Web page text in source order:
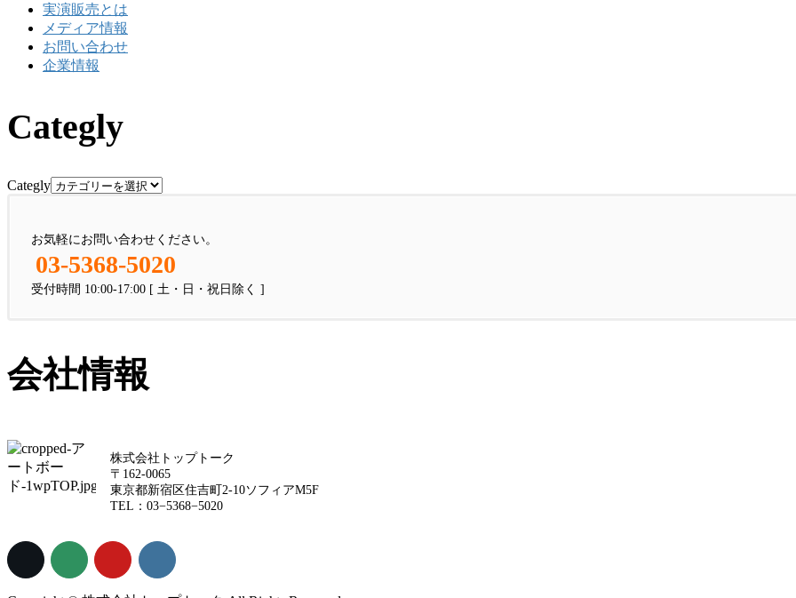
実演販売とは
メディア情報
お問い合わせ
企業情報
Categly
Categly
お気軽にお問い合わせください。
03-5368-5020
受付時間 10:00-17:00 [ 土・日・祝日除く ]
会社情報
株式会社トップトーク
〒162-0065
東京都新宿区住吉町2-10ソフィアM5F
TEL：03−5368−5020